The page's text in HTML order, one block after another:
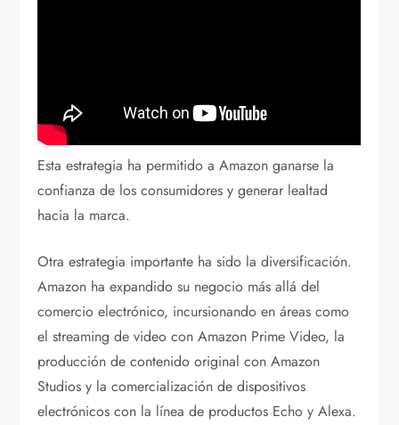
Esta estrategia ha permitido a Amazon ganarse la
confianza de los consumidores y generar lealtad
hacia la marca.
Otra estrategia importante ha sido la diversificación.
Amazon ha expandido su negocio más allá del
comercio electrónico, incursionando en áreas como
el streaming de video con Amazon Prime Video, la
producción de contenido original con Amazon
Studios y la comercialización de dispositivos
electrónicos con la línea de productos Echo y Alexa.